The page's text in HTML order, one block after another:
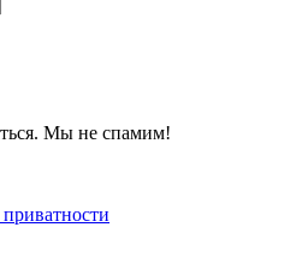
Мы не спамим!